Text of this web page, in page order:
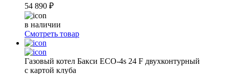
54 890 ₽
в наличии
Смотреть товар
Газовый котел Бакси ECO-4s 24 F двухконтурный
с картой клуба